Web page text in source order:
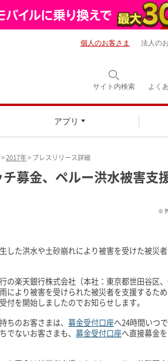
サイト内検索 よく
アプリ
個人のお客さま 法人の
>2017年> プレスリリース詳細
募金、ペルー洪水被害支
※
した洪水や土砂崩れにより被害を受けた被災
の楽天銀行株式会社（本社：東京都世田谷区
により被害を受けられた被災者を支援するた
付を開始しましたのでお知らせします。
ちのお客さまは、 募金受付口座へ24時間いつ
でないお客さまも、 募金受付口座へ直接募金